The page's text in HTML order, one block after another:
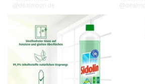
@dealmoon.de